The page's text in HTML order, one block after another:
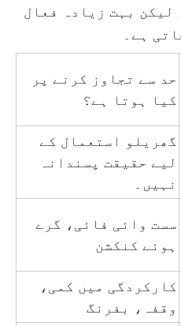
لیکن بہت زیادہ فعال
ہے۔
حد سے تجاوز کرنے پر
کیا ہوتا ہے؟
گھریلو استعمال کے
لیے حقیقت پسندانہ
نہیں۔
سست وائی فائی، گرے
ہوئے کنکشن
کارکردگی میں کمی،
وقفہ، بفرنگ